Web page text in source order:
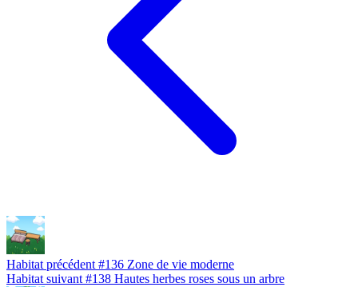
Habitat précédent #136 Zone de vie moderne
Habitat suivant #138 Hautes herbes roses sous un arbre